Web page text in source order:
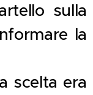
sulla
la
scelta era